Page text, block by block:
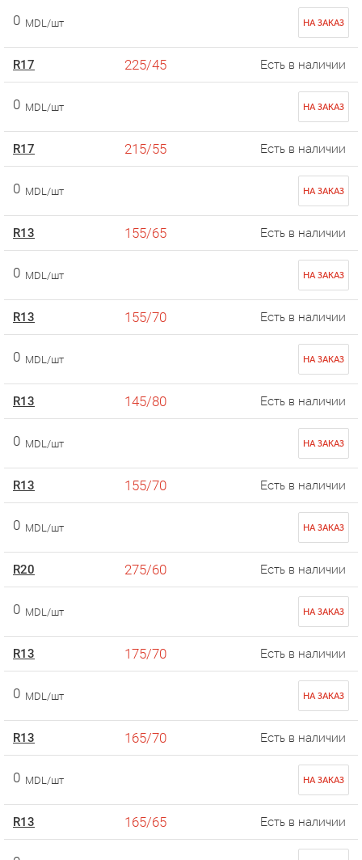
0 MDL/шт НА ЗАКАЗ
R17 225/45 Есть в наличии
0 MDL/шт НА ЗАКАЗ
R17 215/55 Есть в наличии
0 MDL/шт НА ЗАКАЗ
R13 155/65 Есть в наличии
0 MDL/шт НА ЗАКАЗ
R13 155/70 Есть в наличии
0 MDL/шт НА ЗАКАЗ
R13 145/80 Есть в наличии
0 MDL/шт НА ЗАКАЗ
R13 155/70 Есть в наличии
0 MDL/шт НА ЗАКАЗ
R20 275/60 Есть в наличии
0 MDL/шт НА ЗАКАЗ
R13 175/70 Есть в наличии
0 MDL/шт НА ЗАКАЗ
R13 165/70 Есть в наличии
0 MDL/шт НА ЗАКАЗ
R13 165/65 Есть в наличии